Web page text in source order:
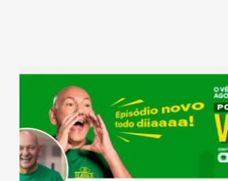
confraternizações de fim de ano e
Salário para um número maior de
país tem a menor taxa de
Ainda segundo a Pesquisa, em
bares e restaurantes operaram com